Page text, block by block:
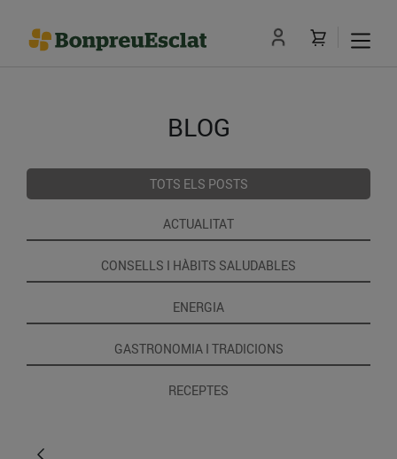
BLOG
TOTS ELS POSTS
ACTUALITAT
CONSELLS I HÀBITS SALUDABLES
ENERGIA
GASTRONOMIA I TRADICIONS
RECEPTES